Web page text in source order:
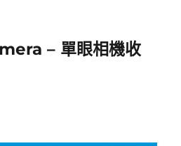
– 單眼相機收